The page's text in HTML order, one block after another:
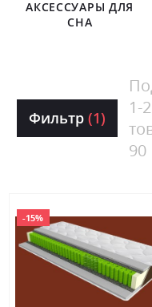
АКСЕССУАРЫ ДЛЯ
СНА
Фильтр (1)
1-
90
-15%